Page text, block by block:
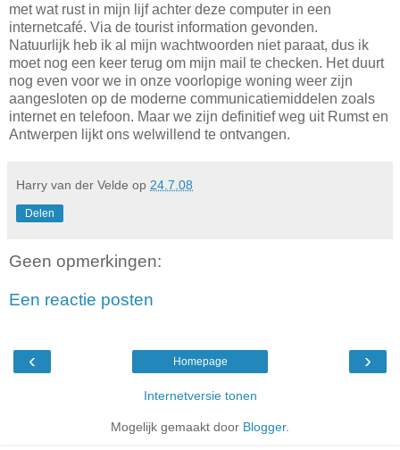
met wat rust in mijn lijf achter deze computer in een
internetcafé. Via de tourist information gevonden.
Natuurlijk heb ik al mijn wachtwoorden niet paraat, dus ik
moet nog een keer terug om mijn mail te checken. Het duurt
nog even voor we in onze voorlopige woning weer zijn
aangesloten op de moderne communicatiemiddelen zoals
internet en telefoon. Maar we zijn definitief weg uit Rumst en
Antwerpen lijkt ons welwillend te ontvangen.
Harry van der Velde op 24.7.08
Delen
Geen opmerkingen:
Een reactie posten
‹ ›
Homepage
Internetversie tonen
Mogelijk gemaakt door Blogger.